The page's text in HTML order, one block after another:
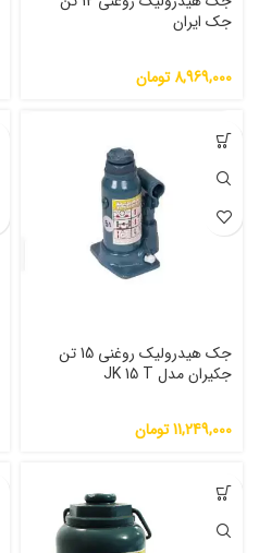
جک ایران
8,969,000 تومان
جک هیدرولیک روغنی 15 تن
جکیران مدل JK 15 T
11,249,000تومان